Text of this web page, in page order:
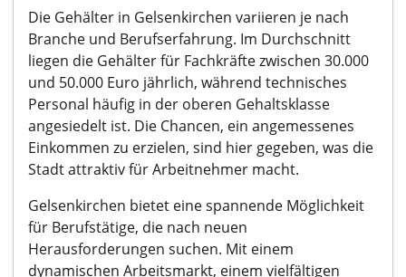
Die Gehälter in Gelsenkirchen variieren je nach
Branche und Berufserfahrung. Im Durchschnitt
liegen die Gehälter für Fachkräfte zwischen 30.000
und 50.000 Euro jährlich, während technisches
Personal häufig in der oberen Gehaltsklasse
angesiedelt ist. Die Chancen, ein angemessenes
Einkommen zu erzielen, sind hier gegeben, was die
Stadt attraktiv für Arbeitnehmer macht.
Gelsenkirchen bietet eine spannende Möglichkeit
für Berufstätige, die nach neuen
Herausforderungen suchen. Mit einem
dynamischen Arbeitsmarkt, einem vielfältigen